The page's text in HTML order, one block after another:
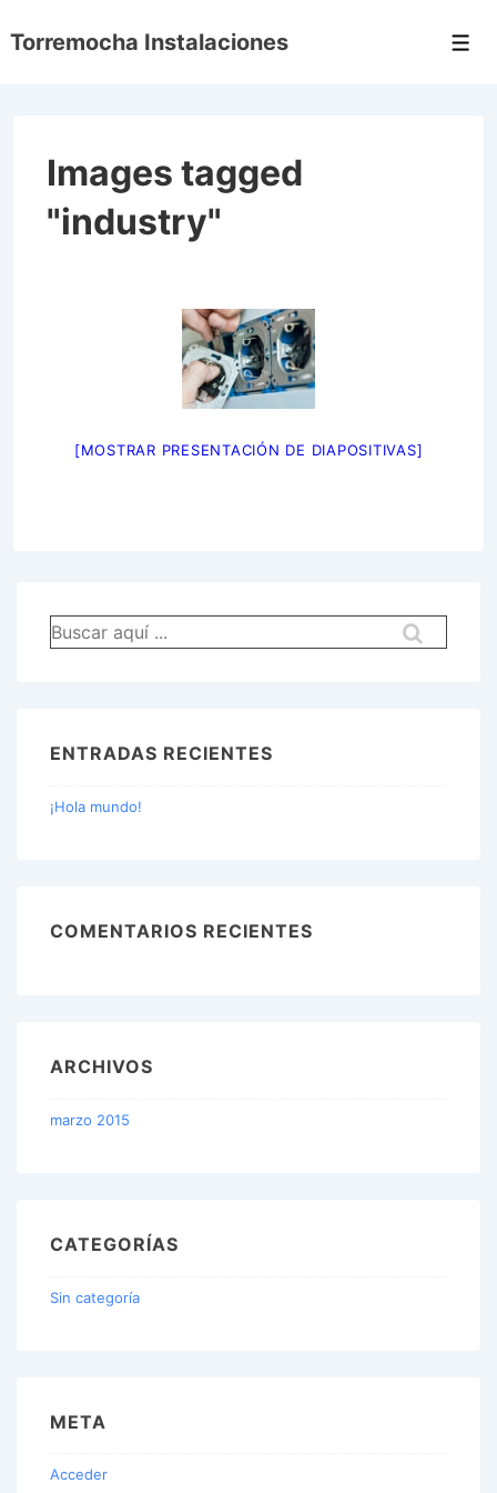
Saltar
Torremocha Instalaciones
Images tagged
"industry"
[MOSTRAR PRESENTACIÓN DE DIAPOSITIVAS]
Buscar
por:
ENTRADAS RECIENTES
¡Hola mundo!
COMENTARIOS RECIENTES
ARCHIVOS
marzo 2015
CATEGORÍAS
Sin categoría
META
Acceder